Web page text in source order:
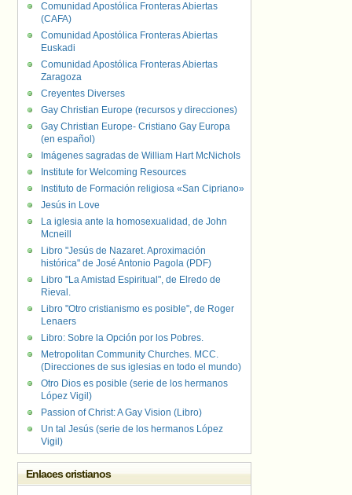
Comunidad Apostólica Fronteras Abiertas
(CAFA)
Comunidad Apostólica Fronteras Abiertas
Euskadi
Comunidad Apostólica Fronteras Abiertas
Zaragoza
Creyentes Diverses
Gay Christian Europe (recursos y direcciones)
Gay Christian Europe- Cristiano Gay Europa
(en español)
Imágenes sagradas de William Hart McNichols
Institute for Welcoming Resources
Instituto de Formación religiosa «San Cipriano»
Jesús in Love
La iglesia ante la homosexualidad, de John
Mcneill
Libro "Jesús de Nazaret. Aproximación
histórica" de José Antonio Pagola (PDF)
Libro "La Amistad Espiritual", de Elredo de
Rieval.
Libro "Otro cristianismo es posible", de Roger
Lenaers
Libro: Sobre la Opción por los Pobres.
Metropolitan Community Churches. MCC.
(Direcciones de sus iglesias en todo el mundo)
Otro Dios es posible (serie de los hermanos
López Vigil)
Passion of Christ: A Gay Vision (Libro)
Un tal Jesús (serie de los hermanos López
Vigil)
Enlaces cristianos